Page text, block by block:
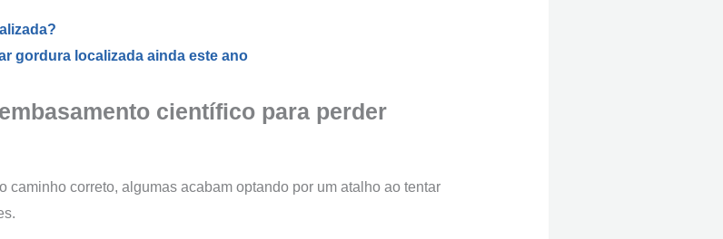
gordura localizada ainda este ano
científico para perder
caminho correto, algumas acabam optando por um atalho ao tentar